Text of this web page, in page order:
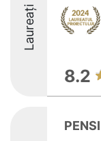
Laureați
8.2